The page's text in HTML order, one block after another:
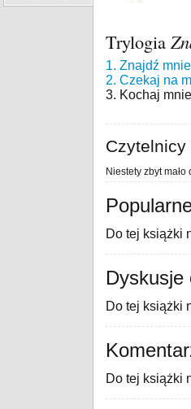
Trylogia
1. Znajdź
2. Czekaj na
3. Kochaj
Niestety zbyt
Do tej książki
Dyskusje
Do tej książki
Do tej książki